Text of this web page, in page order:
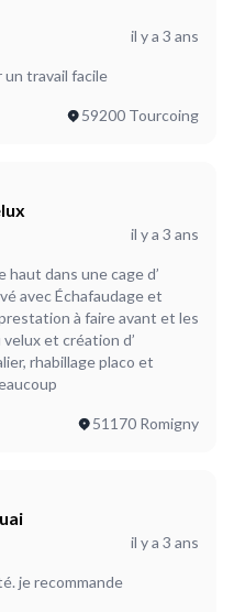
il y a 3 ans
travail facile
59200 Tourcoing
il y a 3 ans
haut dans une cage d’
avec Échafaudage et
à faire avant et les
et création d’
rhabillage placo et
51170 Romigny
il y a 3 ans
je recommande